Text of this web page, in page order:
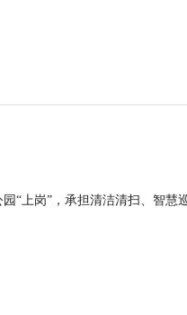
“上岗”，承担清洁清扫、智慧